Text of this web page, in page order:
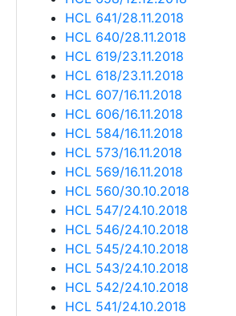
HCL 641/28.11.2018
HCL 640/28.11.2018
HCL 619/23.11.2018
HCL 618/23.11.2018
HCL 607/16.11.2018
HCL 606/16.11.2018
HCL 584/16.11.2018
HCL 573/16.11.2018
HCL 569/16.11.2018
HCL 560/30.10.2018
HCL 547/24.10.2018
HCL 546/24.10.2018
HCL 545/24.10.2018
HCL 543/24.10.2018
HCL 542/24.10.2018
HCL 541/24.10.2018